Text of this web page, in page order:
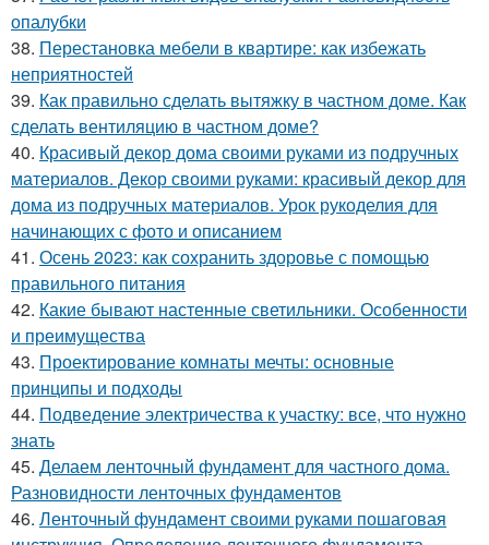
опалубки
38. Перестановка мебели в квартире: как избежать
неприятностей
39. Как правильно сделать вытяжку в частном доме. Как
сделать вентиляцию в частном доме?
40. Красивый декор дома своими руками из подручных
материалов. Декор своими руками: красивый декор для
дома из подручных материалов. Урок рукоделия для
начинающих с фото и описанием
41. Осень 2023: как сохранить здоровье с помощью
правильного питания
42. Какие бывают настенные светильники. Особенности
и преимущества
43. Проектирование комнаты мечты: основные
принципы и подходы
44. Подведение электричества к участку: все, что нужно
знать
45. Делаем ленточный фундамент для частного дома.
Разновидности ленточных фундаментов
46. Ленточный фундамент своими руками пошаговая